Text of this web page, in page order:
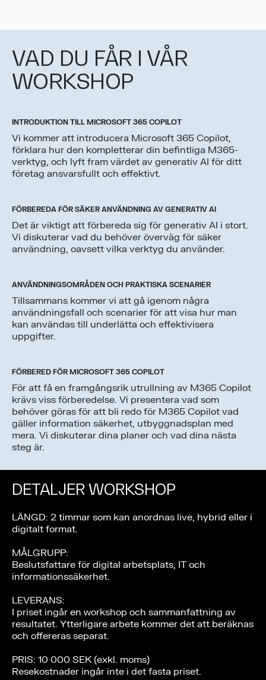
VAD DU FÅR I VÅR
WORKSHOP
INTRODUKTION TILL MICROSOFT 365 COPILOT
Vi kommer att introducera Microsoft 365 Copilot,
förklara hur den kompletterar din befintliga M365-
verktyg, och lyft fram värdet av generativ AI för ditt
företag ansvarsfullt och effektivt.
FÖRBEREDA FÖR SÄKER ANVÄNDNING AV GENERATIV AI
Det är viktigt att förbereda sig för generativ AI i stort.
Vi diskuterar vad du behöver överväg för säker
användning, oavsett vilka verktyg du använder.
ANVÄNDNINGSOMRÅDEN OCH PRAKTISKA SCENARIER
Tillsammans kommer vi att gå igenom några
användningsfall och scenarier för att visa hur man
kan användas till underlätta och effektivisera
uppgifter.
FÖRBERED FÖR MICROSOFT 365 COPILOT
För att få en framgångsrik utrullning av M365 Copilot
krävs viss förberedelse. Vi presentera vad som
behöver göras för att bli redo för M365 Copilot vad
gäller information säkerhet, utbyggnadsplan med
mera. Vi diskuterar dina planer och vad dina nästa
steg är.
DETALJER WORKSHOP
LÄNGD: 2 timmar som kan anordnas live, hybrid eller i
digitalt format.
MÅLGRUPP:
Beslutsfattare för digital arbetsplats, IT och
informationssäkerhet.
LEVERANS:
I priset ingår en workshop och sammanfattning av
resultatet. Ytterligare arbete kommer det att beräknas
och offereras separat.
PRIS: 10 000 SEK (exkl. moms)
Resekostnader ingår inte i det fasta priset.